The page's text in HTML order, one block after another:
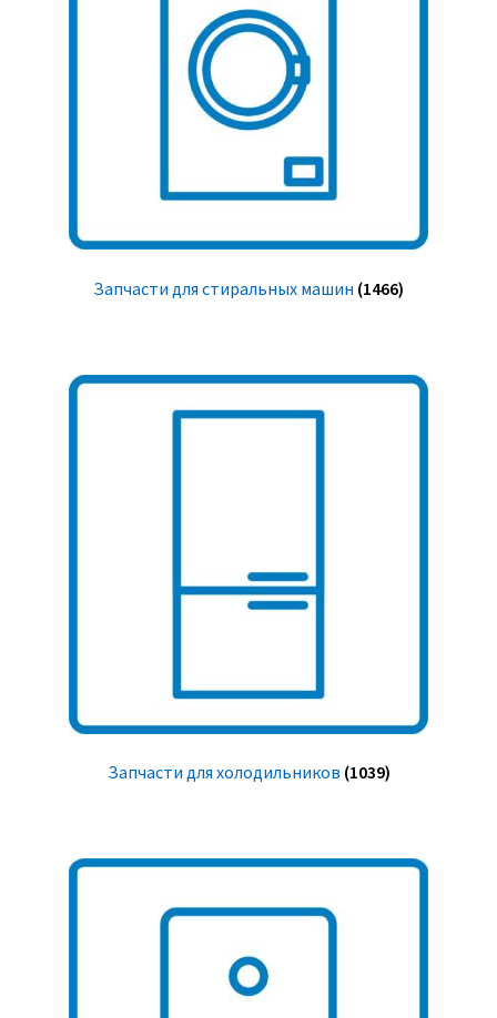
Запчасти для стиральных машин (1466)
Запчасти для холодильников (1039)